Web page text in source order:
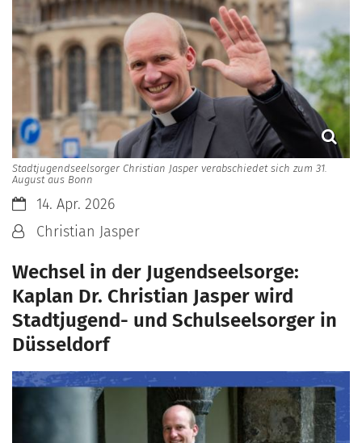
Stadtjugendseelsorger Christian Jasper verabschiedet sich zum 31.
August aus Bonn
Datum:14. Apr. 2026
Von:Christian Jasper
Wechsel in der Jugendseelsorge:
Kaplan Dr. Christian Jasper wird
Stadtjugend- und Schulseelsorger in
Düsseldorf